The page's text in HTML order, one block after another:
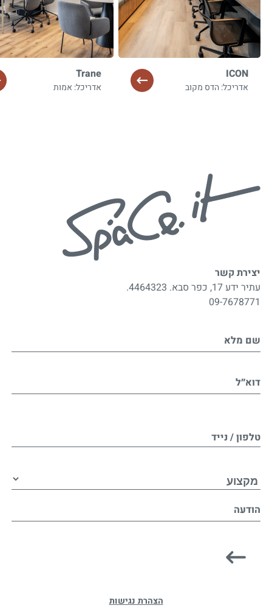
ICON
אדריכל: הדס מקוב
Trane
אדריכל: אמות
יצירת קשר
עתיר ידע 17, כפר סבא. 4464323.
09-7678771
שם מלא
דוא״ל
טלפון / נייד
הודעה
הצהרת נגישות